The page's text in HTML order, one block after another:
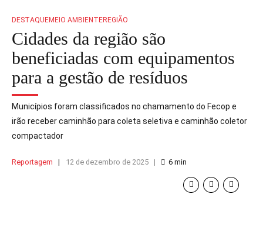
DESTAQUEMEIO AMBIENTEREGIÃO
Cidades da região são
beneficiadas com equipamentos
para a gestão de resíduos
Municípios foram classificados no chamamento do Fecop e
irão receber caminhão para coleta seletiva e caminhão coletor
compactador
Reportagem 12 de dezembro de 2025 6 min